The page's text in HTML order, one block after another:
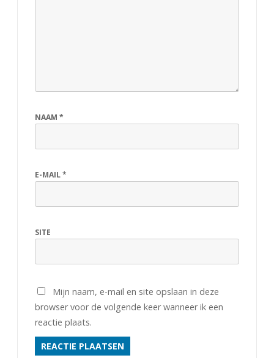
NAAM *
E-MAIL*
SITE
Mijn naam, e-mail en site opslaan in deze
browser voor de volgende keer wanneer ik een
reactie plaats.